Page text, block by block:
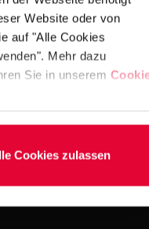
Website oder von
auf "Alle Cookies
Mehr dazu
Sie in unserem
Cookies zulassen